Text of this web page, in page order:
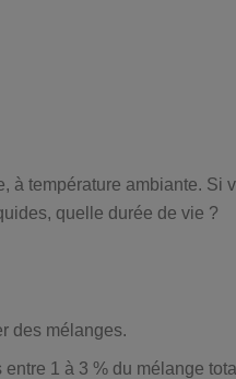
à température ambiante.
quelle durée de vie ?
des mélanges.
entre 1 à 3 % du mélange